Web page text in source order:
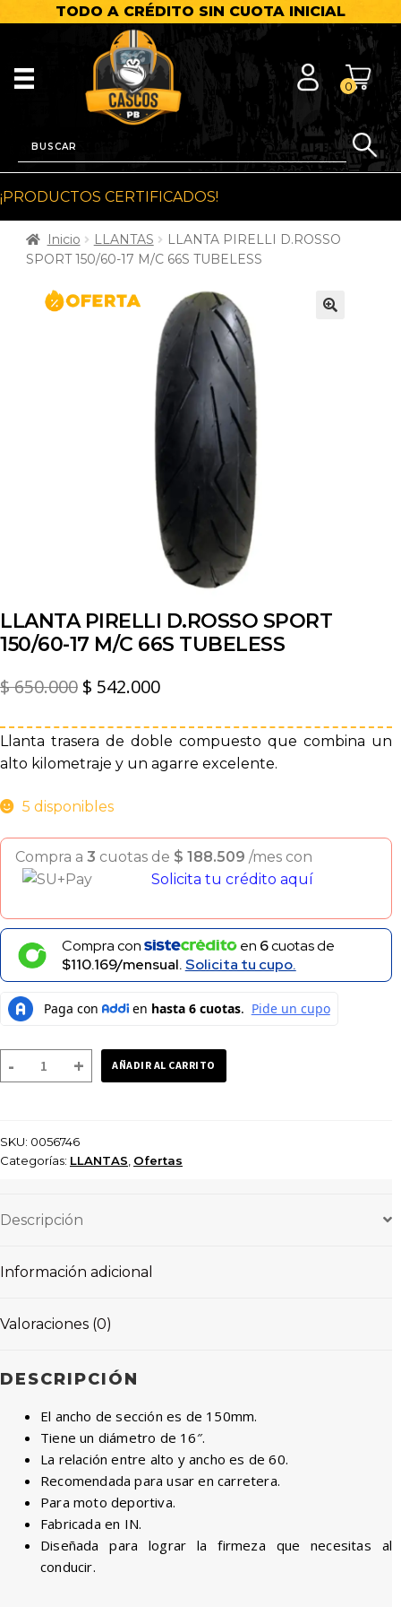
TODO A CRÉDITO SIN CUOTA INICIAL
0
¡PRODUCTOS CERTIFICADOS!
Inicio LLANTAS
LLANTA PIRELLI D.ROSSO
SPORT 150/60-17 M/C 66S TUBELESS
LLANTA PIRELLI D.ROSSO SPORT
150/60-17 M/C 66S TUBELESS
$650.000 El
original
era:
$ 650.000.
$ 542.000El
actual
es:
Llanta trasera de doble compuesto que combina un
alto kilometraje y un agarre excelente.
5 disponibles
Compra a 3 cuotas de $ 188.509 /mes con
Solicita tu crédito aquí
Compra con en 6cuotas de
$110.169/mensual.Solicita tu cupo.
-
LLANTA
PIRELLI
150/60-
17
66S
+ AÑADIR AL CARRITO
SKU: 0056746
Categorías: LLANTAS Ofertas
Descripción
Información adicional
Valoraciones (0)
DESCRIPCIÓN
El ancho de sección es de 150mm.
Tiene un diámetro de 16″.
La relación entre alto y ancho es de 60.
Recomendada para usar en carretera.
Para moto deportiva.
Fabricada en IN.
Diseñada para lograr la firmeza que necesitas al
conducir.